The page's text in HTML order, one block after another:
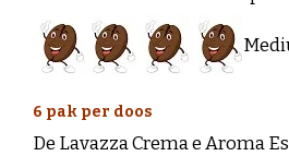
6 pak per doos
De Lavazza Crema e Aroma